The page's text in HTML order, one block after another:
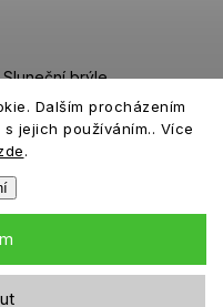
Dalším procházením
jejich používáním.. Více
.
Sluneční brýle
čočky
kapky
práva vyhrazena.